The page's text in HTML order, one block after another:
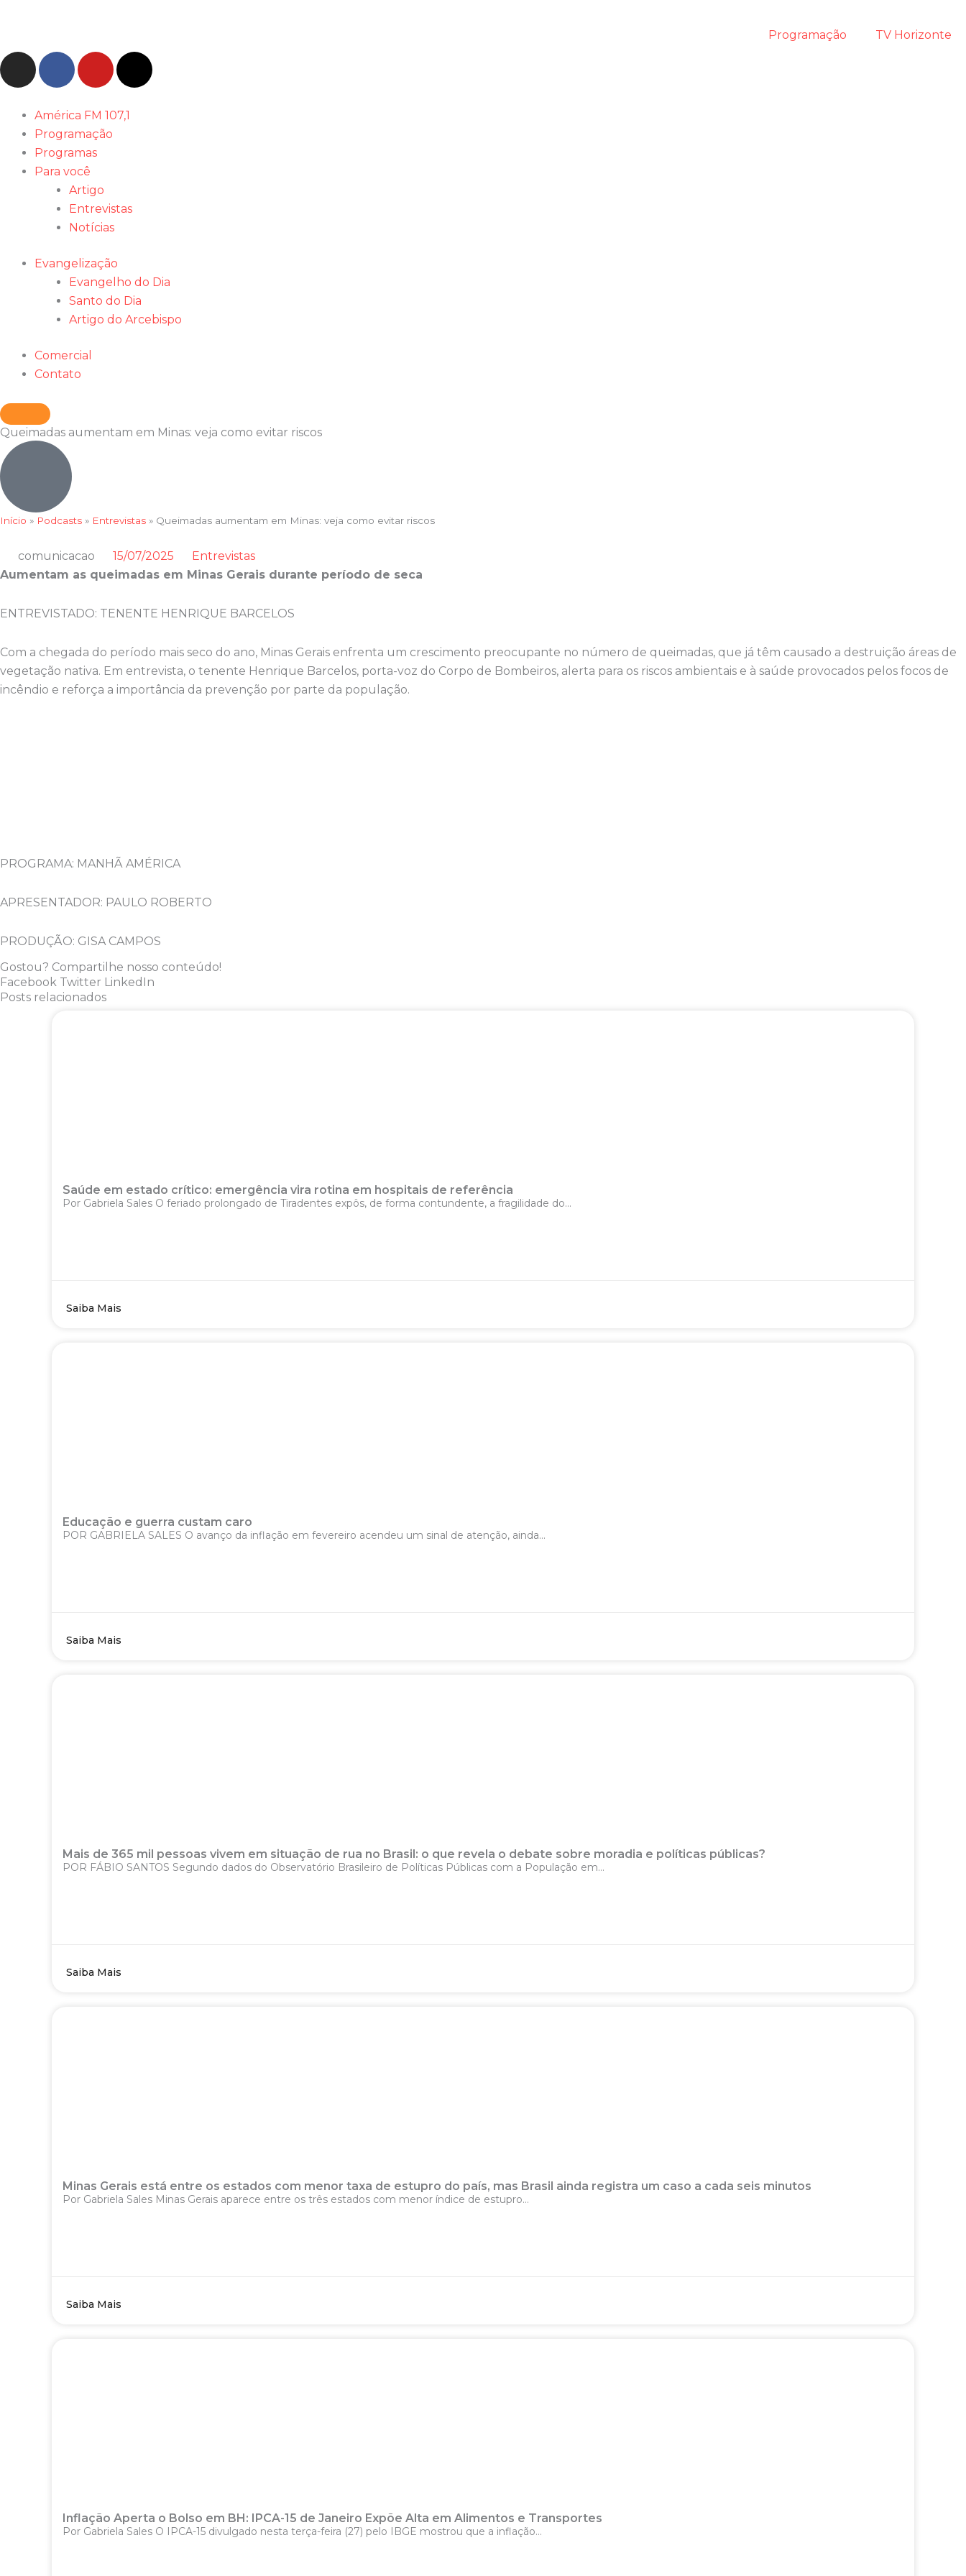
conteúdo
Programação TV Horizonte
I
t
a
g
r
F
e
b
o
o
k
-
f
Y
t
u
b
X
América FM 107,1
Programação
Programas
Para você
Artigo
Entrevistas
Notícias
Evangelização
Evangelho do Dia
Santo do Dia
Artigo do Arcebispo
Comercial
Contato
Queimadas aumentam em Minas: veja como evitar riscos
Início » Podcasts » Entrevistas » Queimadas aumentam em Minas: veja como evitar riscos
comunicacao 15/07/2025
Entrevistas
Aumentam as queimadas em Minas Gerais durante período de seca
ENTREVISTADO: TENENTE HENRIQUE BARCELOS
Com a chegada do período mais seco do ano, Minas Gerais enfrenta um crescimento preocupante no número de queimadas, que já têm causado a destruição áreas de
vegetação nativa. Em entrevista, o tenente Henrique Barcelos, porta-voz do Corpo de Bombeiros, alerta para os riscos ambientais e à saúde provocados pelos focos de
incêndio e reforça a importância da prevenção por parte da população.
PROGRAMA: MANHÃ AMÉRICA
APRESENTADOR: PAULO ROBERTO
PRODUÇÃO: GISA CAMPOS
Gostou? Compartilhe nosso conteúdo!
Facebook Twitter LinkedIn
Posts relacionados
Saúde em estado crítico: emergência vira rotina em hospitais de referência
Por Gabriela Sales O feriado prolongado de Tiradentes expôs, de forma contundente, a fragilidade do...
Saiba Mais
Educação e guerra custam caro
POR GABRIELA SALES O avanço da inflação em fevereiro acendeu um sinal de atenção, ainda...
Saiba Mais
Mais de 365 mil pessoas vivem em situação de rua no Brasil: o que revela o debate sobre moradia e políticas públicas?
POR FÁBIO SANTOS Segundo dados do Observatório Brasileiro de Políticas Públicas com a População em...
Saiba Mais
Minas Gerais está entre os estados com menor taxa de estupro do país, mas Brasil ainda registra um caso a cada seis minutos
Por Gabriela Sales Minas Gerais aparece entre os três estados com menor índice de estupro...
Saiba Mais
Inflação Aperta o Bolso em BH: IPCA-15 de Janeiro Expõe Alta em Alimentos e Transportes
Por Gabriela Sales O IPCA-15 divulgado nesta terça-feira (27) pelo IBGE mostrou que a inflação...